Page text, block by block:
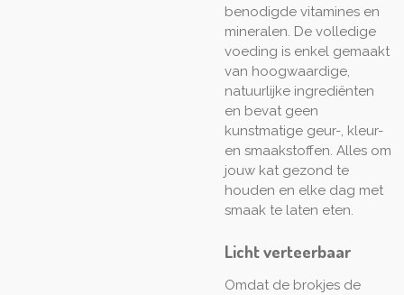
benodigde vitamines en
mineralen. De volledige
voeding is enkel gemaakt
van hoogwaardige,
natuurlijke ingrediënten
en bevat geen
kunstmatige geur-, kleur-
en smaakstoffen. Alles om
jouw kat gezond te
houden en elke dag met
smaak te laten eten.
Licht verteerbaar
Omdat de brokjes de